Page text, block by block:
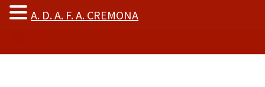
A. D. A. F. A. CREMONA